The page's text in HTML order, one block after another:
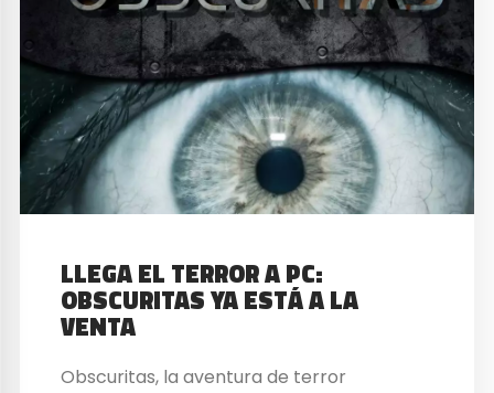
LLEGA EL TERROR A PC:
OBSCURITAS YA ESTÁ A LA
VENTA
Obscuritas, la aventura de terror